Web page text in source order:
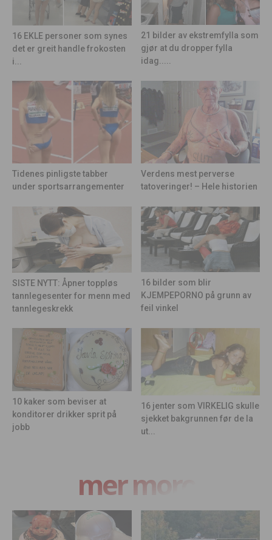
16 EKLE personer som synes
det er greit handle frokosten
i...
21 bilder av ekstremfylla som
gjør at du dropper fylla
idag.....
Tidenes pinligste tabber
under sportsarrangementer
Verdens mest perverse
tatoveringer! – Hele historien
SISTE NYTT: Åpner toppløs
tannlegesenter for menn med
tannlegeskrekk
16 bilder som blir
KJEMPEPORNO på grunn av
feil vinkel
10 kaker som beviser at
konditorer drikker sprit på
jobb
16 jenter som VIRKELIG skulle
sjekket bakgrunnen før de la
ut...
mer moro